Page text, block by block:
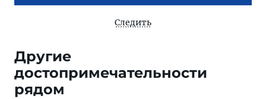
Следить
Другие
достопримечательности
рядом